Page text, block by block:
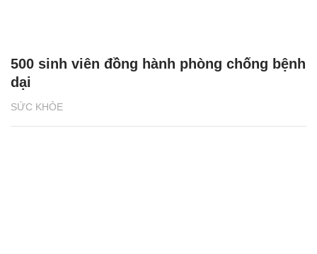
SỨC KHỎE
500 sinh viên đồng hành phòng chống bệnh
dại